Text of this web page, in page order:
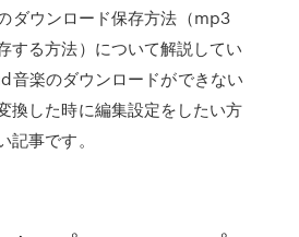
ダウンロード保存方法（mp3
する方法）について解説してい
音楽のダウンロードができない
換した時に編集設定をしたい方
記事です。